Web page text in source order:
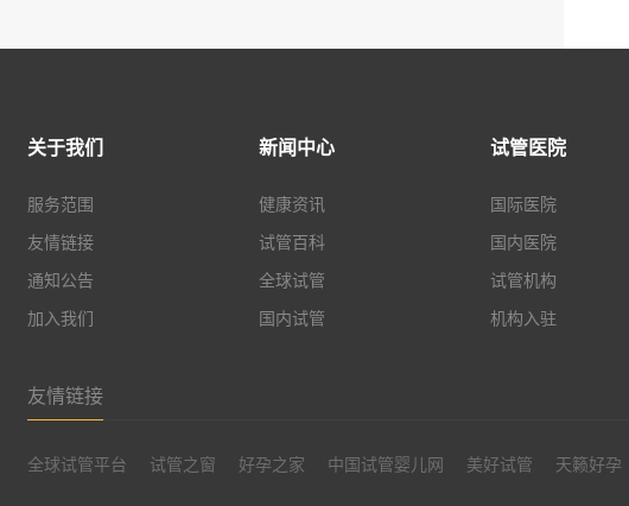
关于我们
服务范围
友情链接
通知公告
加入我们
新闻中心
健康资讯
试管百科
全球试管
国内试管
试管医院
国际医院
国内医院
试管机构
机构入驻
友情链接
全球试管平台 试管之窗 好孕之家 中国试管婴儿网 美好试管 天籁好孕